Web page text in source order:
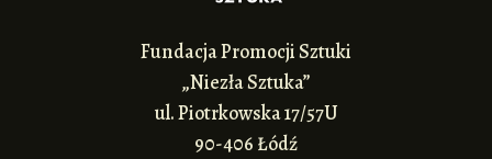
Fundacja Promocji Sztuki
„Niezła Sztuka”
ul. Piotrkowska 17/57U
90-406 Łódź